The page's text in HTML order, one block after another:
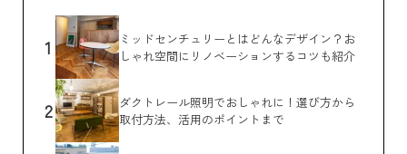
1
ミッドセンチュリーとはどんなデザイン？お
しゃれ空間にリノベーションするコツも紹介
2
ダクトレール照明でおしゃれに！選び方から
取付方法、活用のポイントまで